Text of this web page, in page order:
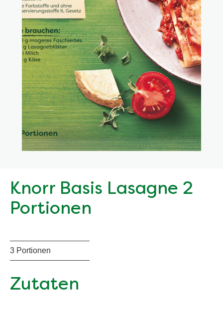
Knorr Basis Lasagne 2
Portionen
3 Portionen
Zutaten